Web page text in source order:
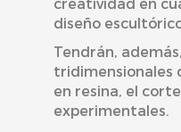
diseño
Tendrán,
tridimensionales
en resina, el
experimentales.